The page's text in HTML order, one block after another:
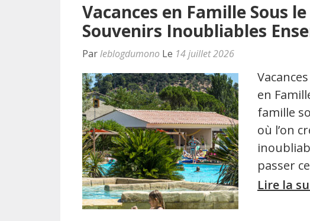
Vacances en Famille Sous
Souvenirs Inoubliables
Parleblogdumono Le 14 juillet 2026
en
famille
où l’on
passer
Lire la